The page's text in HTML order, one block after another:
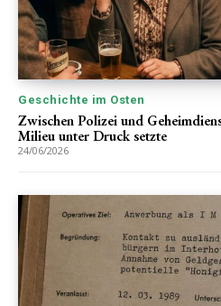
Geschichte im Osten
Zwischen Polizei und
Milieu unter Druck setzte
24/06/2026